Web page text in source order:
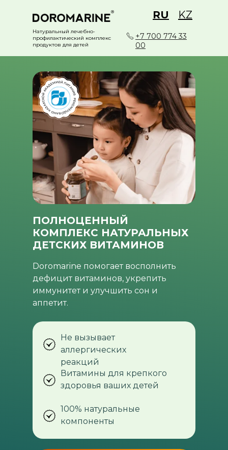
+7 700 774 33
00
Натуральный лечебно-
профилактический комплекс
продуктов для детей
RU KZ
ПОЛНОЦЕННЫЙ
КОМПЛЕКС НАТУРАЛЬНЫХ
ДЕТСКИХ ВИТАМИНОВ
100% натуральные
компоненты
Витамины для крепкого
здоровья ваших детей
Не вызывает
аллергических
реакций
Doromarine помогает восполнить
дефицит витаминов, укрепить
иммунитет и улучшить сон и
аппетит.